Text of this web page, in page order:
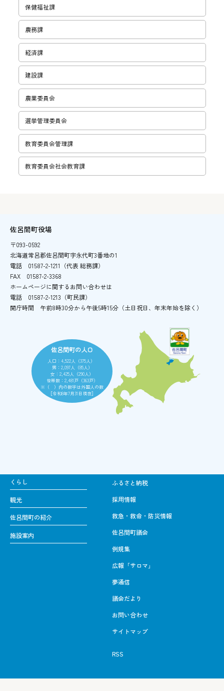
保健福祉課
農務課
経済課
建設課
農業委員会
選挙管理委員会
教育委員会管理課
教育委員会社会教育課
佐呂間町役場
〒093-0592
北海道常呂郡佐呂間町字永代町3番地の1
電話
01587-2-1211（代表 総務課）
FAX
01587-2-3368
ホームページに関するお問い合わせは
電話
01587-2-1213（町民課）
開庁時間
午前8時30分から午後5時15分 （土日祝日、年末年始を除く）
佐呂間町の人口
人口：4,522人（375人）
男：2,097人（85人）
女：2,425人（290人）
世帯数：2,481戸（363戸）
※（ ）内の数字は外国人の数
［令和8年7月31日現在］
くらし
観光
佐呂間町の紹介
施設案内
ふるさと納税
採用情報
救急・救命・防災情報
佐呂間町議会
例規集
広報「サロマ」
夢通信
議会だより
お問い合わせ
サイトマップ
RSS